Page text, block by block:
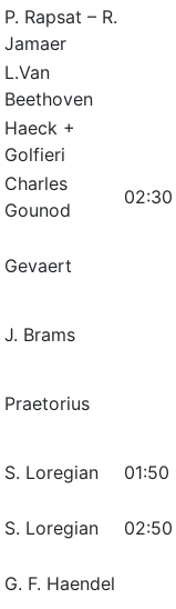
P. Rapsat – R.
Jamaer
L.Van
Beethoven
Haeck +
Golfieri
Charles
Gounod
02:30
Gevaert
J. Brams
Praetorius
S. Loregian 01:50
S. Loregian 02:50
G. F. Haendel